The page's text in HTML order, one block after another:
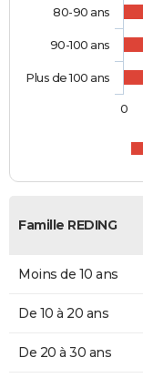
80-90 ans
90-100 ans
Plus de 100 ans
0
Famille REDING
Moins de 10 ans
De 10 à 20 ans
De 20 à 30 ans